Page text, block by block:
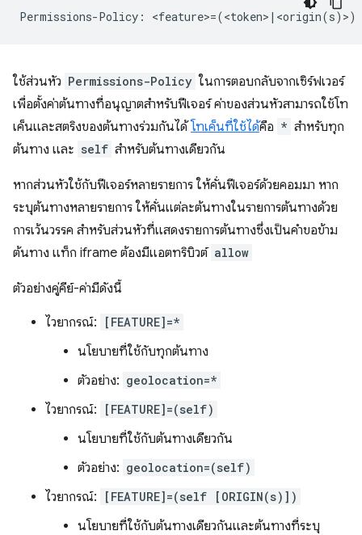
ใช้ส่วนหัว Permissions-Policy ในการตอบกลับจากเซิร์ฟเวอร์
เพื่อตั้งค่าต้นทางที่อนุญาตสำหรับฟีเจอร์ ค่าของส่วนหัวสามารถใช้โท
เค็นและสตริงของต้นทางร่วมกันได้โทเค็นที่ใช้ได้คือ * สำหรับทุก
ต้นทาง และ self สำหรับต้นทางเดียวกัน
หากส่วนหัวใช้กับฟีเจอร์หลายรายการ ให้คั่นฟีเจอร์ด้วยคอมมา หาก
ระบุต้นทางหลายรายการ ให้คั่นแต่ละต้นทางในรายการต้นทางด้วย
การเว้นวรรค สำหรับส่วนหัวที่แสดงรายการต้นทางซึ่งเป็นคำขอข้าม
ต้นทาง แท็ก iframe ต้องมีแอตทริบิวต์ allow
ตัวอย่างคู่คีย์-ค่ามีดังนี้
ไวยากรณ์: [FEATURE]=*
นโยบายที่ใช้กับทุกต้นทาง
ตัวอย่าง: geolocation=*
ไวยากรณ์: [FEATURE]=(self)
นโยบายที่ใช้กับต้นทางเดียวกัน
ตัวอย่าง: geolocation=(self)
ไวยากรณ์: [FEATURE]=(self [ORIGIN(s)])
นโยบายที่ใช้กับต้นทางเดียวกันและต้นทางที่ระบุ